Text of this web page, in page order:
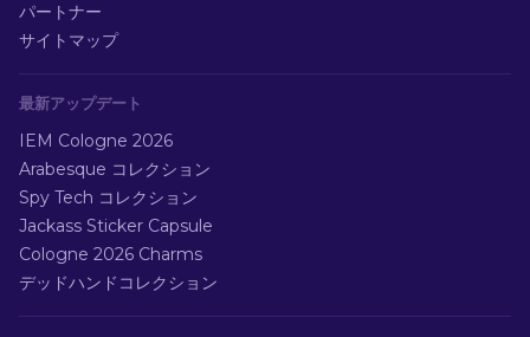
パートナー
サイトマップ
最新アップデート
IEM Cologne 2026
Arabesque コレクション
Spy Tech コレクション
Jackass Sticker Capsule
Cologne 2026 Charms
デッドハンドコレクション